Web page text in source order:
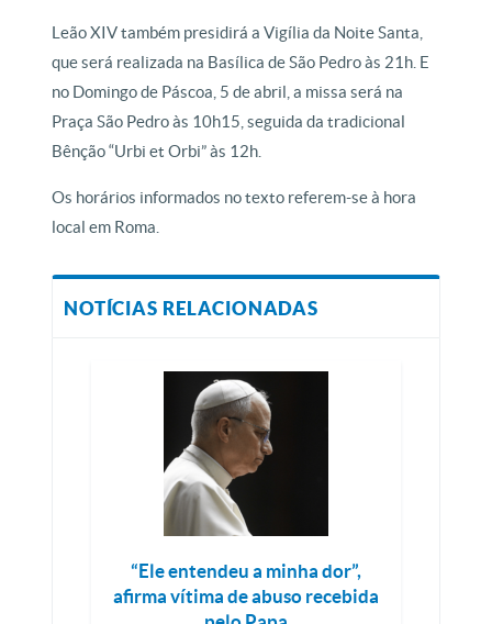
Leão XIV também presidirá a Vigília da Noite Santa,
que será realizada na Basílica de São Pedro às 21h. E
no Domingo de Páscoa, 5 de abril, a missa será na
Praça São Pedro às 10h15, seguida da tradicional
Bênção “Urbi et Orbi” às 12h.
Os horários informados no texto referem-se à hora
local em Roma.
NOTÍCIAS RELACIONADAS
“Ele entendeu a minha dor”,
afirma vítima de abuso recebida